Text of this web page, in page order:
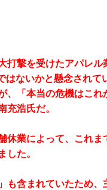
撃を受けたアパレル
はないかと懸念されて
、「本当の危機はこれ
浩氏だ。
業によって、これま
た。
含まれていたため、